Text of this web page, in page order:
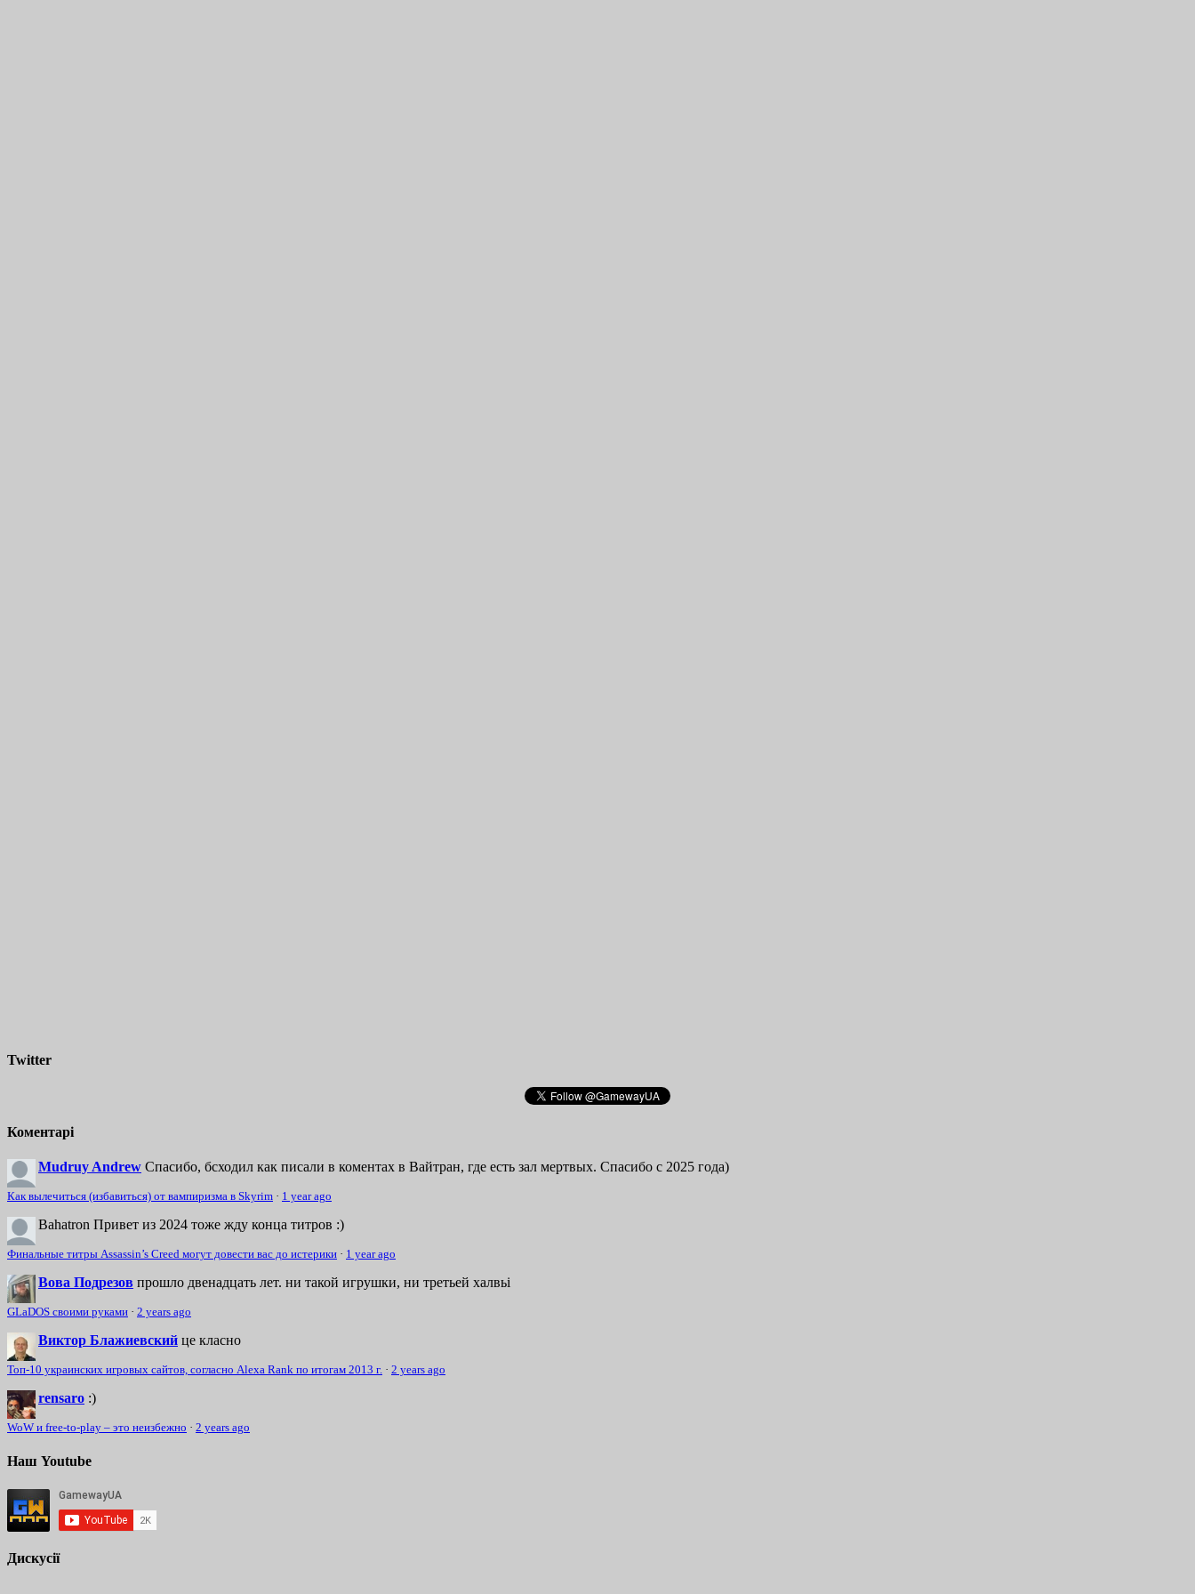
Twitter
Коментарі
Mudruy Andrew Спасибо, бсходил как писали в коментах в Вайтран, где есть зал мертвых. Спасибо с 2025 года)
Как вылечиться (избавиться) от вампиризма в Skyrim · 1 year ago
Bahatron Привет из 2024 тоже жду конца титров :)
Финальные титры Assassin’s Creed могут довести вас до истерики · 1 year ago
Вова Подрезов прошло двенадцать лет. ни такой игрушки, ни третьей халвьі
GLaDOS своими руками · 2 years ago
Виктор Блажиевский це класно
Топ-10 украинских игровых сайтов, согласно Alexa Rank по итогам 2013 г. · 2 years ago
rensaro :)
WoW и free-to-play – это неизбежно · 2 years ago
Наш Youtube
Дискусії